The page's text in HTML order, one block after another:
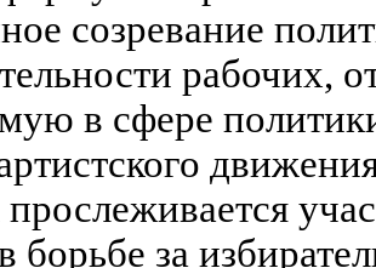
созревание
рабочих,
в сфере
прослеживается
борьбе за